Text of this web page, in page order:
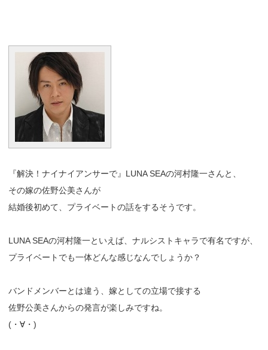
『解決！ナイナイアンサーで』LUNA SEAの河村隆一さんと、
その嫁の佐野公美さんが
結婚後初めて、プライベートの話をするそうです。
LUNA SEAの河村隆一といえば、ナルシストキャラで有名ですが、
プライベートでも一体どんな感じなんでしょうか？
バンドメンバーとは違う、嫁としての立場で接する
佐野公美さんからの発言が楽しみですね。
(・∀・)